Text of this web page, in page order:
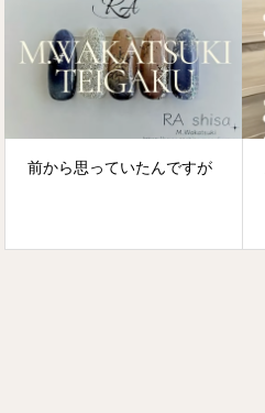
前から思っていたんですが